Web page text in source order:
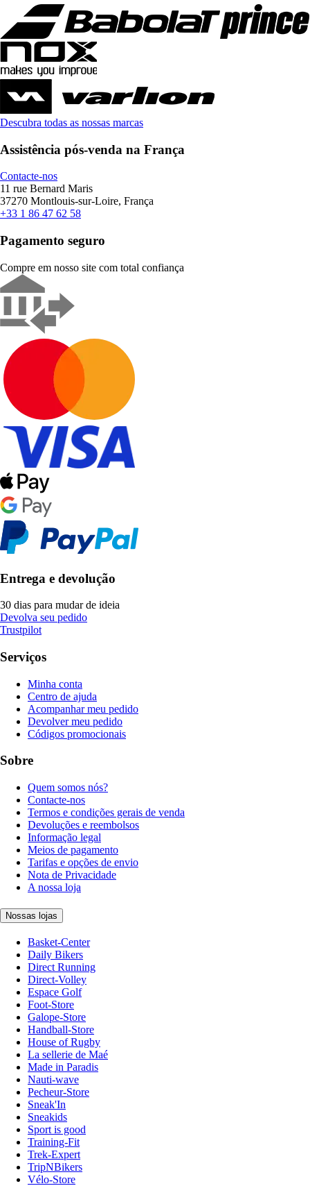
Descubra todas as nossas marcas
Assistência pós-venda na França
Contacte-nos
11 rue Bernard Maris
37270 Montlouis-sur-Loire, França
+33 1 86 47 62 58
Pagamento seguro
Compre em nosso site com total confiança
Entrega e devolução
30 dias para mudar de ideia
Devolva seu pedido
Trustpilot
Serviços
Minha conta
Centro de ajuda
Acompanhar meu pedido
Devolver meu pedido
Códigos promocionais
Sobre
Quem somos nós?
Contacte-nos
Termos e condições gerais de venda
Devoluções e reembolsos
Informação legal
Meios de pagamento
Tarifas e opções de envio
Nota de Privacidade
A nossa loja
Nossas lojas
Basket-Center
Daily Bikers
Direct Running
Direct-Volley
Espace Golf
Foot-Store
Galope-Store
Handball-Store
House of Rugby
La sellerie de Maé
Made in Paradis
Nauti-wave
Pecheur-Store
Sneak'In
Sneakids
Sport is good
Training-Fit
Trek-Expert
TripNBikers
Vélo-Store